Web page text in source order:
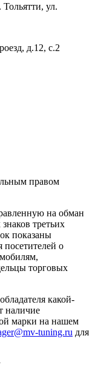
Тольятти, ул.
д.12, с.2
правом
на обман
третьих
показаны
о
торговых
какой-
наличие
марки на нашем
tuning.ru для